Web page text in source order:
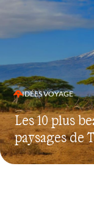
IDÉES VOYAGE
Les 10 plus
paysages de